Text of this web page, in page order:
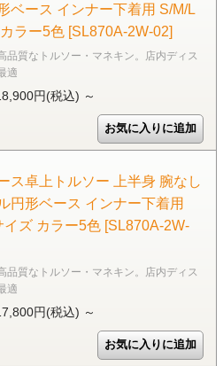
ベース インナー下着用 S/M/L
ラー5色 [SL870A-2W-02]
品質なトルソー・マネキン。店内ディス
適
円(税込) ～
ス卓上トルソー 上半身 腕なし
円形ベース インナー下着用
イズ カラー5色 [SL870A-2W-
品質なトルソー・マネキン。店内ディス
適
円(税込) ～